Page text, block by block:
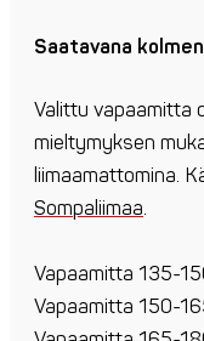
Saatavana
Valittu vapaamitta
mieltymyksen
liimaamattomina.
Sompaliimaa.
Vapaamitta 135-
Vapaamitta 150-